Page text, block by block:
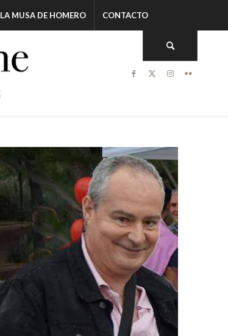
LA MUSA DE HOMERO CONTACTO